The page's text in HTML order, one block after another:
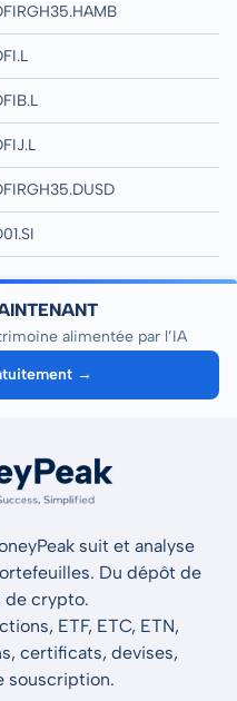
alimentée par l’IA
→
suit et analyse
Du dépôt de
de crypto.
ETF, ETC, ETN,
certificats, devises,
souscription.